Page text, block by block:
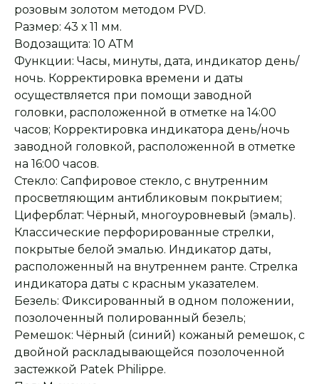
розовым золотом методом PVD.
Размер: 43 х 11 мм.
Водозащита: 10 ATM
Функции: Часы, минуты, дата, индикатор день/
ночь. Корректировка времени и даты
осуществляется при помощи заводной
головки, расположенной в отметке на 14:00
часов; Корректировка индикатора день/ночь
заводной головкой, расположенной в отметке
на 16:00 часов.
Стекло: Сапфировое стекло, с внутренним
просветляющим антибликовым покрытием;
Циферблат: Чёрный, многоуровневый (эмаль).
Классические перфорированные стрелки,
покрытые белой эмалью. Индикатор даты,
расположенный на внутреннем ранте. Стрелка
индикатора даты с красным указателем.
Безель: Фиксированный в одном положении,
позолоченный полированный безель;
Ремешок: Чёрный (синий) кожаный ремешок, с
двойной раскладывающейся позолоченной
застежкой Patek Philippe.
Оплата при получении
Заказ опласивается
осмотра товара
Подробная
консультация
Ответим на все вопросы
и поможем с выбором